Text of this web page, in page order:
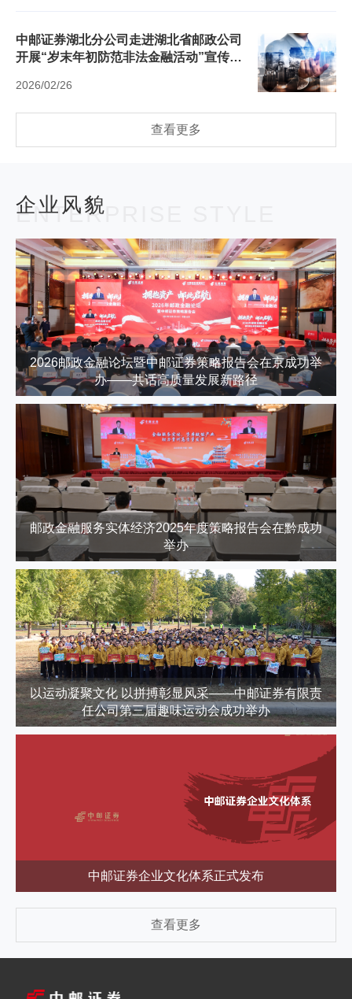
查看更多
中邮证券湖北分公司走进湖北省邮政公司
开展“岁末年初防范非法金融活动”宣传教
2026/02/26
ENTERPRISE STYLE
企业风貌
查看更多
2026邮政金融论坛暨中邮证券策略报告会在京成功举
办——共话高质量发展新路径
邮政金融服务实体经济2025年度策略报告会在黔成功
举办
以运动凝聚文化 以拼搏彰显风采——中邮证券有限责
任公司第三届趣味运动会成功举办
中邮证券企业文化体系正式发布